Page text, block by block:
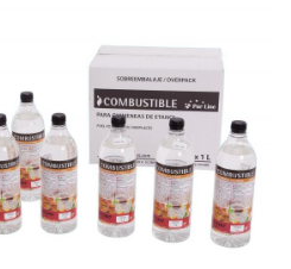
VENTILAÇÃO
AÉREO
CASA